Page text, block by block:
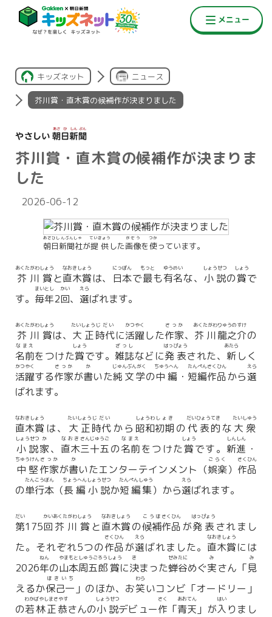
キッズネット ニュース
芥川賞・直木賞の候補作が決まりました
芥川賞・直木賞の候補作が決まりま
した
2026-06-12
朝日新聞社
あさひしんぶんしゃ
が提供
ていきょう
した画像
がぞう
を使
つか
っています。
芥川賞
あくたがわしょう
と直木賞
なおきしょう
は、 日本
にっぽん
で最
もっと
も有名
ゆうめい
な、 小説
しょうせつ
の賞
しょう
で
す。 毎年
まいとし
2回
かい
、 選
えら
ばれます。
芥川賞
あくたがわしょう
は、 大正
たいしょう
時代
じだい
に活躍
かつやく
した作家
さっか
、 芥川
あくたがわ
龍之介
りゅうのすけ
の
名前
なまえ
をつけた賞
しょう
です。 雑誌
ざっし
などに発表
はっぴょう
された、 新
あたら
しく
活躍
かつやく
する作家
さっか
が書
か
いた純文学
じゅんぶんがく
の中編
ちゅうへん
・ 短編
たんぺん
作品
さくひん
から選
えら
ばれます。
直木賞
なおきしょう
は、 大正
たいしょう
時代
じだい
から 昭和
しょうわ
初期
しょき
の 代表
だいひょう
的
てき
な 大衆
たいしゅう
小説
しょうせつ
家
か
、 直木
なおき
三十五
さんじゅうご
の名前
なまえ
をつけた賞
しょう
です。 新進
しんしん
・
中堅
ちゅうけん
作家
さっか
が書
か
いたエンターテインメント（娯楽
ごらく
） 作品
さくひん
の単行本
たんこうぼん
（長編
ちょうへん
小説
しょうせつ
か短編集
たんぺんしゅう
）から選
えら
ばれます。
第
だい
175回
かい
芥川賞
あくたがわしょう
と直木賞
なおきしょう
の候補
こうほ
作品
さくひん
が発表
はっぴょう
されまし
た。それぞれ5つの作品
さくひん
が選
えら
ばれました。 直木賞
なおきしょう
には
2026年
ねん
の山本
やまもと
周五郎
しゅうごろう
賞
しょう
に決
き
まった蝉谷
せみたに
めぐ実
み
さん「見
み
えるか保己一
ほきいち
」のほか、お笑
わら
いコンビ「オードリー」
の若林正恭
わかばやしまさやす
さんの小説
しょうせつ
デビュー作
さく
「青天
あおてん
」が入
はい
りまし